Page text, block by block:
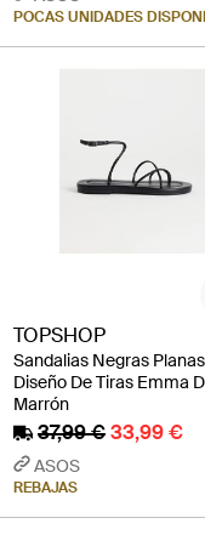
POCAS UNIDADES
TOPSHOP
Sandalias Negras
Diseño De Tiras Emma
Marrón
37,99 €33,99 €
ASOS
REBAJAS